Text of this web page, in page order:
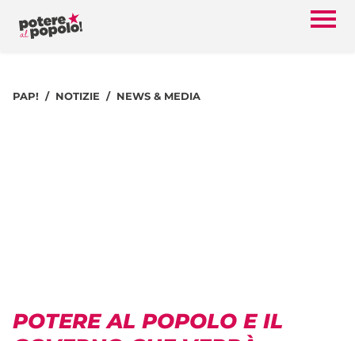
PAP! NOTIZIE NEWS & MEDIA
POTERE AL POPOLO E IL